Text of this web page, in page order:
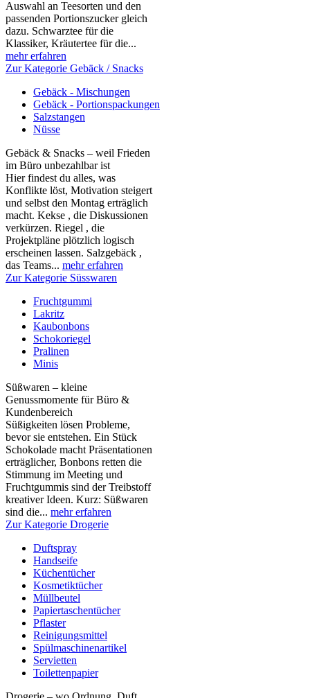
Auswahl an Teesorten und den
passenden Portionszucker gleich
dazu. Schwarztee für die
Klassiker, Kräutertee für die...
mehr erfahren
Zur Kategorie Gebäck / Snacks
Gebäck - Mischungen
Gebäck - Portionspackungen
Salzstangen
Nüsse
Gebäck & Snacks – weil Frieden
im Büro unbezahlbar ist
Hier findest du alles, was
Konflikte löst, Motivation steigert
und selbst den Montag erträglich
macht. Kekse , die Diskussionen
verkürzen. Riegel , die
Projektpläne plötzlich logisch
erscheinen lassen. Salzgebäck ,
das Teams... mehr erfahren
Zur Kategorie Süsswaren
Fruchtgummi
Lakritz
Kaubonbons
Schokoriegel
Pralinen
Minis
Süßwaren – kleine
Genussmomente für Büro &
Kundenbereich
Süßigkeiten lösen Probleme,
bevor sie entstehen. Ein Stück
Schokolade macht Präsentationen
erträglicher, Bonbons retten die
Stimmung im Meeting und
Fruchtgummis sind der Treibstoff
kreativer Ideen. Kurz: Süßwaren
sind die... mehr erfahren
Zur Kategorie Drogerie
Duftspray
Handseife
Küchentücher
Kosmetiktücher
Müllbeutel
Papiertaschentücher
Pflaster
Reinigungsmittel
Spülmaschinenartikel
Servietten
Toilettenpapier